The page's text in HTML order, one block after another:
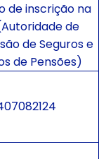
de inscrição na
de
de Seguros e
de Pensões)